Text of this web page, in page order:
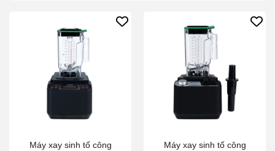
Máy xay sinh tố công
Máy xay sinh tố công